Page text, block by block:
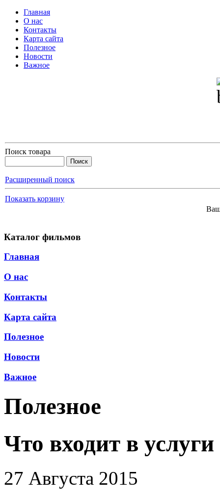
Главная
О нас
Контакты
Карта сайта
Полезное
Новости
Важное
Поиск товара
Расширенный поиск
Показать корзину
Каталог фильмов
Главная
О нас
Контакты
Карта сайта
Полезное
Новости
Важное
Полезное
Что входит в
27 Августа 2015